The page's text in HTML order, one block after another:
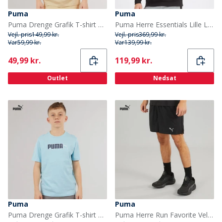
Puma
Puma Drenge Grafik T-shirt Putty
Vejl. pris149,99 kr.
Var59,99 kr.
Current
49,99 kr.
Outlet
Puma
Puma Herre Essentials Lille Logo Hoodie Puma Sort
Vejl. pris369,99 kr.
Var139,99 kr.
Current
119,99 kr.
Nedsat
Puma
Puma Drenge Grafik T-shirt Aqua
Puma
Puma Herre Run Favorite Velocity 5 Tommer Løbeshorts Puma Sort